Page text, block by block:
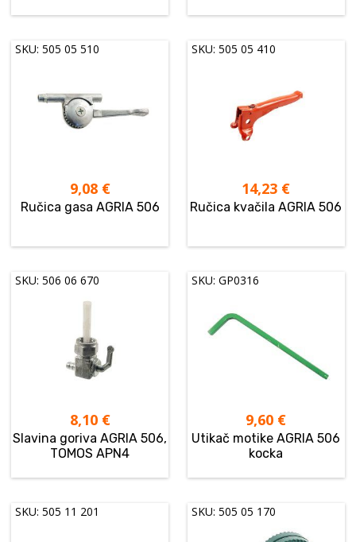
SKU: 505 05 510
9,08 €
Ručica gasa AGRIA 506
SKU: 505 05 410
14,23 €
Ručica kvačila AGRIA 506
SKU: 506 06 670
8,10 €
Slavina goriva AGRIA 506,
TOMOS APN4
SKU: GP0316
9,60 €
Utikač motike AGRIA 506
kocka
SKU: 505 11 201 SKU: 505 05 170